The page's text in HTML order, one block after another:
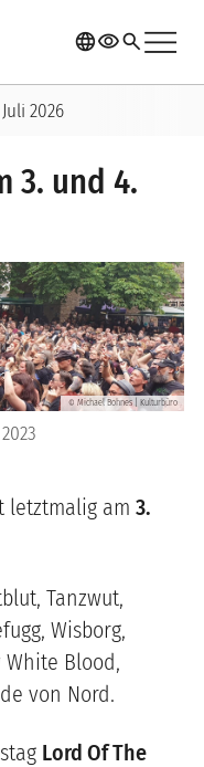
languagevisibilitysearchmenu
2026
3. und 4.
© Michael Bohnes | Kulturbüro
letztmalig am 3.
Tanzwut,
Wisborg,
White Blood,
von Nord.
Lord Of The